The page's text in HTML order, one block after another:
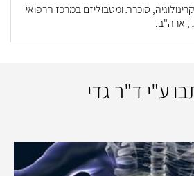
סוכרת ומטבוליזם במרכז הרפואי
ארה"ב.
ע"י ד"ר גדי